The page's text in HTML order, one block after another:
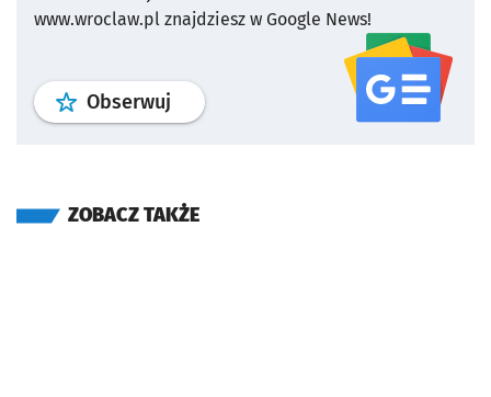
www.wroclaw.pl znajdziesz w Google News!
Obserwuj profil serwisu
ZOBACZ TAKŻE